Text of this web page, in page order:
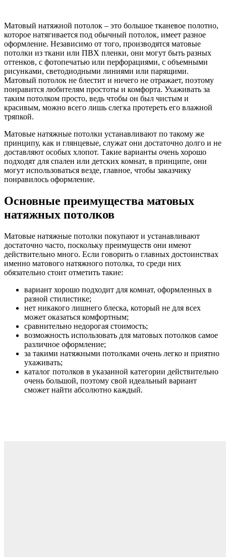
Матовый натяжной потолок – это большое тканевое полотно,
которое натягивается под обычный потолок, имеет разное
оформление. Независимо от того, производятся матовые
потолки из ткани или ПВХ пленки, они могут быть разных
оттенков, с фотопечатью или перфорациями, с объемными
рисунками, светодиодными линиями или парящими.
Матовый потолок не блестит и ничего не отражает, поэтому
понравится любителям простоты и комфорта. Ухаживать за
таким потолком просто, ведь чтобы он был чистым и
красивым, можно всего лишь слегка протереть его влажной
тряпкой.
Матовые натяжные потолки устанавливают по такому же
принципу, как и глянцевые, служат они достаточно долго и не
доставляют особых хлопот. Такие варианты очень хорошо
подходят для спален или детских комнат, в принципе, они
могут использоваться везде, главное, чтобы заказчику
понравилось оформление.
Основные преимущества матовых
натяжных потолков
Матовые натяжные потолки покупают и устанавливают
достаточно часто, поскольку преимуществ они имеют
действительно много. Если говорить о главных достоинствах
именно матового натяжного потолка, то среди них
обязательно стоит отметить такие:
вариант хорошо подходит для комнат, оформленных в
разной стилистике;
нет никакого лишнего блеска, который не для всех
может оказаться комфортным;
сравнительно недорогая стоимость;
возможность использовать для матовых потолков самое
различное оформление;
за такими натяжными потолками очень легко и приятно
ухаживать;
каталог потолков в указанной категории действительно
очень большой, поэтому свой идеальный вариант
сможет найти абсолютно каждый.